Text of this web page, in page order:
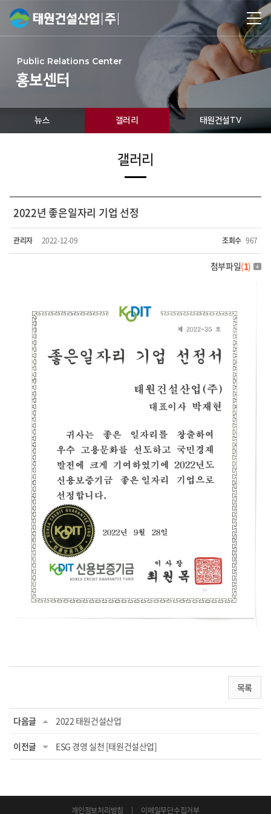
Public Relations Center
홍보센터
뉴스 갤러리 태원건설TV
갤러리
2022년 좋은일자리 기업 선정
관리자 2022-12-09 조회수 967
첨부파일(1)
목록
다음글 2022 태원건설산업
이전글 ESG 경영 실천 [태원건설산업]
개인정보처리방침 이메일무단수집거부